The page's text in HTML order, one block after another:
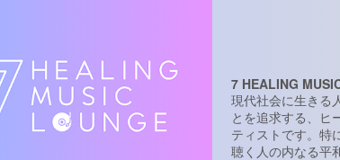
7 HEALING
現代社会に生きる
とを追求する、ヒ
ティストです。特
聴く人の内なる平